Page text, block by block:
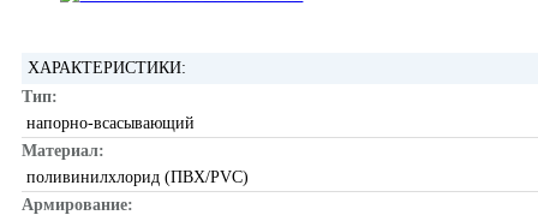
ХАРАКТЕРИСТИКИ:
Тип:
напорно-всасывающий
Материал:
поливинилхлорид (ПВХ/PVC)
Армирование: